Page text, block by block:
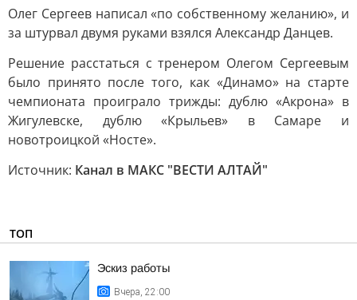
Олег Сергеев написал «по собственному желанию», и
за штурвал двумя руками взялся Александр Данцев.
Решение расстаться с тренером Олегом Сергеевым
было принято после того, как «Динамо» на старте
чемпионата проиграло трижды: дублю «Акрона» в
Жигулевске, дублю «Крыльев» в Самаре и
новотроицкой «Носте».
Источник: Канал в МАКС "ВЕСТИ АЛТАЙ"
ТОП
Эскиз работы
Вчера, 22:00